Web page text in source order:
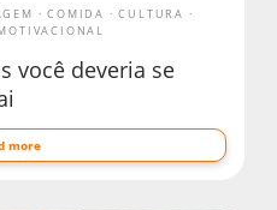
COMIDA
CULTURA
você deveria se
more